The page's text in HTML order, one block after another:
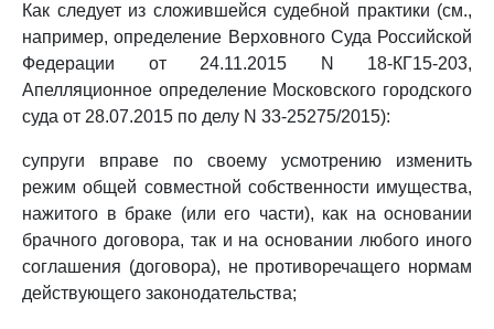
Как следует из сложившейся судебной практики (см.,
например, определение Верховного Суда Российской
Федерации от 24.11.2015 N 18-КГ15-203,
Апелляционное определение Московского городского
суда от 28.07.2015 по делу N 33-25275/2015):
супруги вправе по своему усмотрению изменить
режим общей совместной собственности имущества,
нажитого в браке (или его части), как на основании
брачного договора, так и на основании любого иного
соглашения (договора), не противоречащего нормам
действующего законодательства;